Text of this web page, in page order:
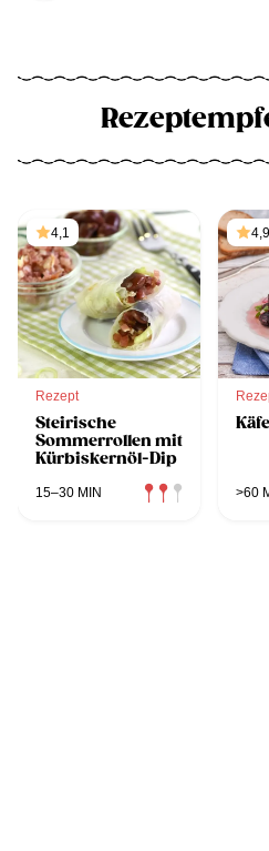
4,1
Rezept
Steirische
Sommerrollen mit
Kürbiskernöl-Dip
15–30 MIN
4,9
>60